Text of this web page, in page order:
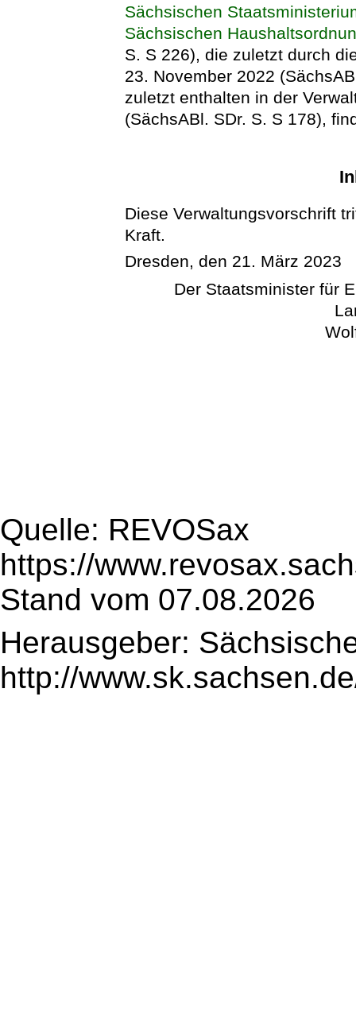
Sächsischen
Sächsischen
S. S 226), die zuletzt durch
23. November 2022
zuletzt enthalten in der
(SächsABl. SDr. S. S 178),
Diese Verwaltungsvorschrift
Kraft.
Dresden, den 21. März 2023
Der Staatsminister für
Quelle: REVOSax
https://
Stand vom 07.08.2026
Herausgeber:
http://